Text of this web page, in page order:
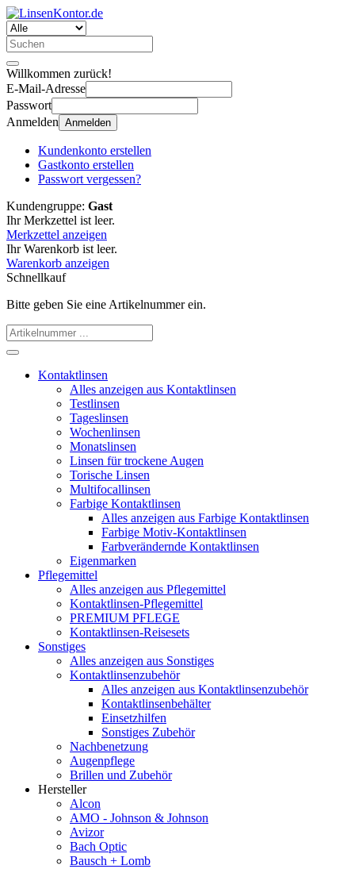
Willkommen zurück!
E-Mail-Adresse
Passwort
Anmelden Anmelden
Kundenkonto erstellen
Gastkonto erstellen
Passwort vergessen?
Kundengruppe: Gast
Ihr Merkzettel ist leer.
Merkzettel anzeigen
Ihr Warenkorb ist leer.
Warenkorb anzeigen
Schnellkauf
Bitte geben Sie eine Artikelnummer ein.
Kontaktlinsen
Alles anzeigen aus Kontaktlinsen
Testlinsen
Tageslinsen
Wochenlinsen
Monatslinsen
Linsen für trockene Augen
Torische Linsen
Multifocallinsen
Farbige Kontaktlinsen
Alles anzeigen aus Farbige Kontaktlinsen
Farbige Motiv-Kontaktlinsen
Farbverändernde Kontaktlinsen
Eigenmarken
Pflegemittel
Alles anzeigen aus Pflegemittel
Kontaktlinsen-Pflegemittel
PREMIUM PFLEGE
Kontaktlinsen-Reisesets
Sonstiges
Alles anzeigen aus Sonstiges
Kontaktlinsenzubehör
Alles anzeigen aus Kontaktlinsenzubehör
Kontaktlinsenbehälter
Einsetzhilfen
Sonstiges Zubehör
Nachbenetzung
Augenpflege
Brillen und Zubehör
Hersteller
Alcon
AMO - Johnson & Johnson
Avizor
Bach Optic
Bausch + Lomb